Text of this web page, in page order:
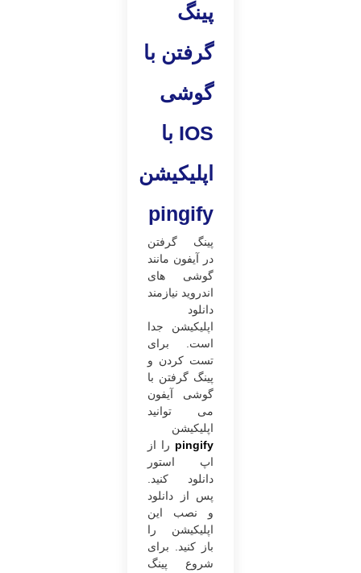
پینگ
گرفتن با
گوشی
IOS با
اپلیکیشن
pingify
پینگ گرفتن
در آیفون مانند
گوشی های
اندروید نیازمند
دانلود
اپلیکیشن جدا
است. برای
تست کردن و
پینگ گرفتن با
گوشی آیفون
می توانید
اپلیکیشن
pingify را از
اپ استور
دانلود کنید.
پس از دانلود
و نصب این
اپلیکیشن را
باز کنید. برای
شروع پینگ